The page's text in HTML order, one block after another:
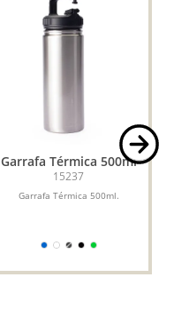
Garrafa Térmica 500ml
15237
Garrafa Térmica 500ml.